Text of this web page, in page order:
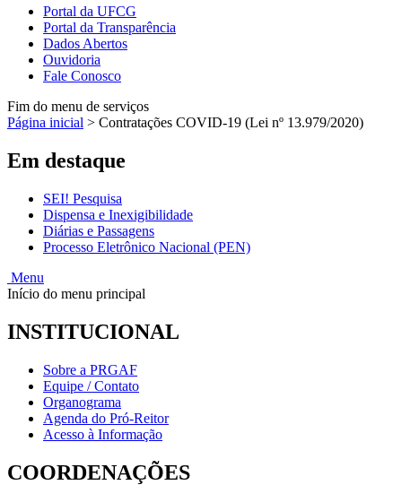
Portal da UFCG
Portal da Transparência
Dados Abertos
Ouvidoria
Fale Conosco
Fim do menu de serviços
Página inicial > Contratações COVID-19 (Lei nº 13.979/2020)
Em destaque
SEI! Pesquisa
Dispensa e Inexigibilidade
Diárias e Passagens
Processo Eletrônico Nacional (PEN)
Menu
Início do menu principal
INSTITUCIONAL
Sobre a PRGAF
Equipe / Contato
Organograma
Agenda do Pró-Reitor
Acesso à Informação
COORDENAÇÕES